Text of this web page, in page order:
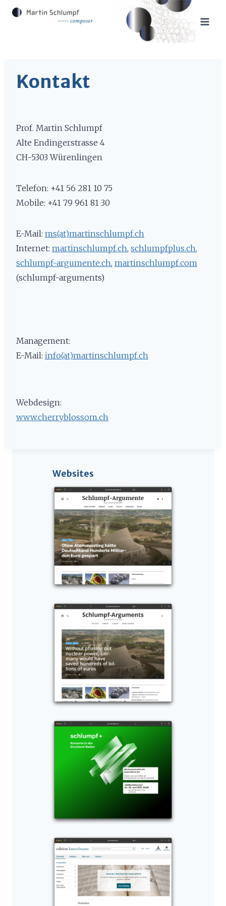
Zum
Kontakt
Prof. Martin Schlumpf
Alte Endingerstrasse 4
CH-5303 Würenlingen
Telefon: +41 56 281 10 75
Mobile: +41 79 961 81 30
E-Mail: ms(at)martinschlumpf.ch
Internet: martinschlumpf.ch, schlumpfplus.ch,
schlumpf-argumente.ch, martinschlumpf.com
(schlumpf-arguments)
Management:
E-Mail: info(at)martinschlumpf.ch
Webdesign:
www.cherryblossom.ch
Websites